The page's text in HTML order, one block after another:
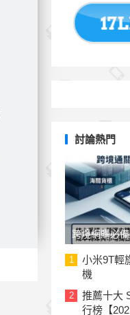
討論熱門
跨境網購必
家與民代質
大治理漏洞
1
小米9T輕
機
2
推薦十大
行榜【